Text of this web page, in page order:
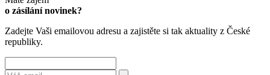
o zásílání novinek?
Zadejte Vaši emailovou adresu a zajistěte si tak aktuality z České
republiky.